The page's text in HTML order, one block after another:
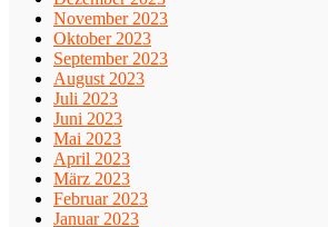
November 2023
Oktober 2023
September 2023
August 2023
Juli 2023
Juni 2023
Mai 2023
April 2023
März 2023
Februar 2023
Januar 2023